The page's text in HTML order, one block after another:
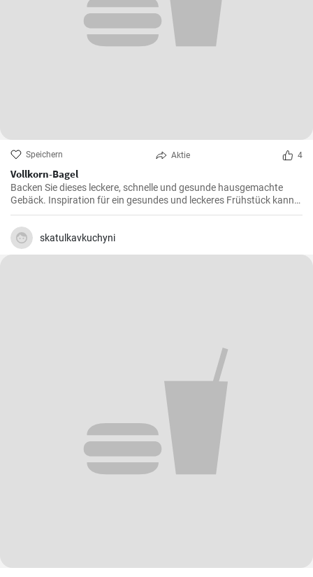
Speichern Aktie 4
Vollkorn-Bagel
Backen Sie dieses leckere, schnelle und gesunde hausgemachte
Gebäck. Inspiration für ein gesundes und leckeres Frühstück kann
man nie genug haben.
skatulkavkuchyni